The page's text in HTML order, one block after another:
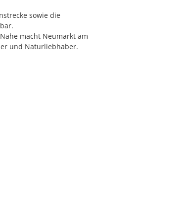
sowie die
macht Neumarkt am
und Naturliebhaber.